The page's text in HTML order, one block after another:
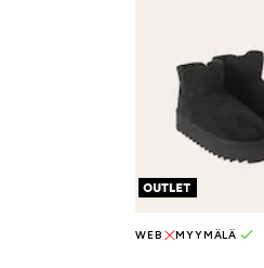
WEB MYYMÄLÄ